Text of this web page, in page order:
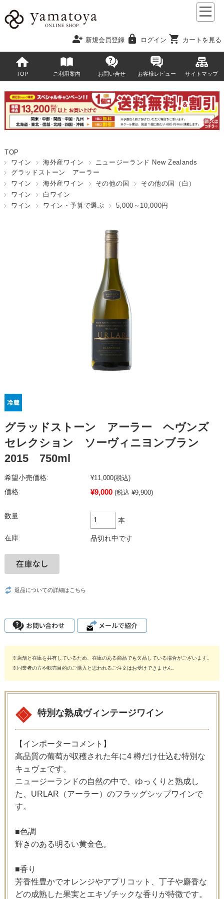
person_add 新規会員登録 lock ログイン shopping_cart カートを見る
TOP ご利用案内 お問い合せ お客様レビュー サイトマップ
TOP
ワイン
海外産ワイン
ニュージーランド New Zealands
グラッドストーン アーラー
ワイン
海外産ワイン その他の国
その他の国（白）
ワイン
白ワイン
ワイン
ワイン・予算で選ぶ 5,000～10,000円
グラッドストーン アーラー ヘヴンズ
セレクション ソーヴィニヨンブラン
2015 750ml
希望小売価格: ¥11,000(税込)
価格:
¥9,000 (税込 ¥9,900)
数量:
本
在庫: 品切れ中です
返品についての詳細はこちら
※店舗と在庫を共有しているため、在庫のある商品でも欠品している場合がございます。
※同業者の方や転売目的のご購入と思われるご注文はお受けできません。
特別な熟成ヴィンテージワイン
【インポーターコメント】
高品質の葡萄が収穫された年に4 樽だけ仕込む特別な
キュヴェです。
ニュージーランドの自然の中で、ゆっくりと熟成し
た、URLAR（アーラー）のフラッグシップワインで
す。
■色調
輝きのある明るい黄金色。
■香り
芳香性豊かでオレンジやアプリコット、丁子や麝香な
どの成熟した果実とエキゾチックな香りが特徴です。